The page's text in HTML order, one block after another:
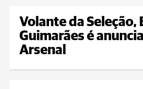
Volante da Seleção,
Guimarães é
Arsenal